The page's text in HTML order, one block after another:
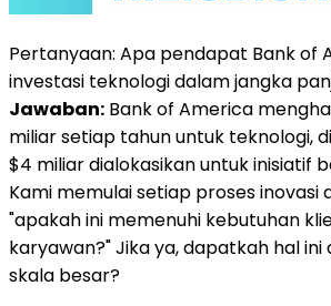
Pertanyaan: Apa pendapat Bank of
investasi teknologi dalam jangka
Jawaban: Bank of America
miliar setiap tahun untuk teknologi,
$4 miliar dialokasikan untuk inisiatif
Kami memulai setiap proses
"apakah ini memenuhi kebutuhan
karyawan?" Jika ya, dapatkah hal ini
skala besar?